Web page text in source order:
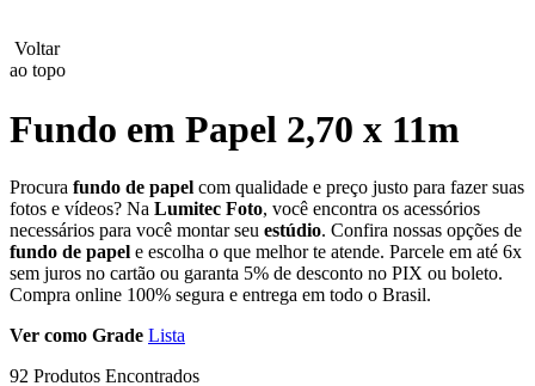
Nanlite
NEEWER
NiceFoto
NingBo Bolun
Voltar
ao topo
Fundo em Papel 2,70 x 11m
Procura fundo de papel com qualidade e preço justo para fazer suas
fotos e vídeos? Na Lumitec Foto, você encontra os acessórios
necessários para você montar seu estúdio. Confira nossas opções de
fundo de papel e escolha o que melhor te atende. Parcele em até 6x
sem juros no cartão ou garanta 5% de desconto no PIX ou boleto.
Compra online 100% segura e entrega em todo o Brasil.
Ver como Grade Lista
92 Produtos Encontrados